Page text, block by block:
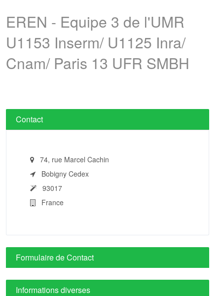
EREN - Equipe 3 de l'UMR
U1153 Inserm/ U1125 Inra/
Cnam/ Paris 13 UFR SMBH
Contact
74, rue Marcel Cachin
Bobigny Cedex
93017
France
Formulaire de Contact
Informations diverses